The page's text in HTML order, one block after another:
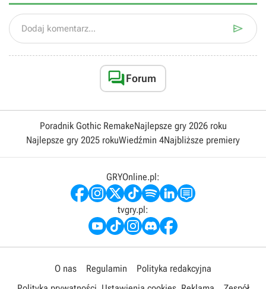
Dodaj komentarz... 
Forum
Poradnik Gothic RemakeNajlepsze gry 2026 roku
Najlepsze gry 2025 rokuWiedźmin 4Najbliższe premiery
GRYOnline.pl:
tvgry.pl:
O nas Regulamin
Polityka redakcyjna